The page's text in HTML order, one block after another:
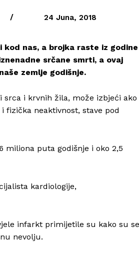
/ 24 Juna, 2018
nas, a brojka raste iz godine
srčane smrti, a ovaj
zemlje godišnje.
srca i krvnih žila, može izbjeći ako
fizička neaktivnost, stave pod
miliona puta godišnje i oko 2,5
kardiologije,
infarkt primijetile su kako su se
nevolju.